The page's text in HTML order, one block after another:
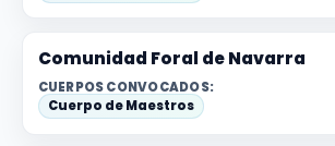
Comunidad Foral de Navarra
CUERPOS CONVOCADOS:
Cuerpo de Maestros